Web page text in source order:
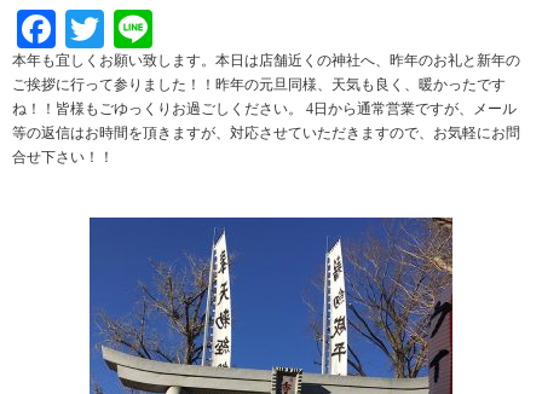
Facebook
Twitter
本年も宜しくお願い致します。本日は店舗近くの神社へ、昨年のお礼と新年の
ご挨拶に行って参りました！！昨年の元旦同様、天気も良く、暖かったです
ね！！皆様もごゆっくりお過ごしください。 4日から通常営業ですが、メール
等の返信はお時間を頂きますが、対応させていただきますので、お気軽にお問
合せ下さい！！